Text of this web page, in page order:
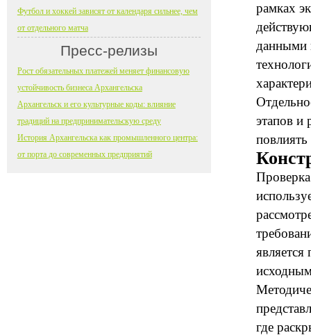
рамках
данными
этапов и
где
Футбол и хоккей зависят от календаря сильнее, чем
от отдельного матча
Пресс-релизы
Рост обязательных платежей меняет финансовую
устойчивость бизнеса Архангельска
Архангельск и его культурные коды: влияние
традиций на предпринимательскую среду
История Архангельска как промышленного центра:
от порта до современных предприятий